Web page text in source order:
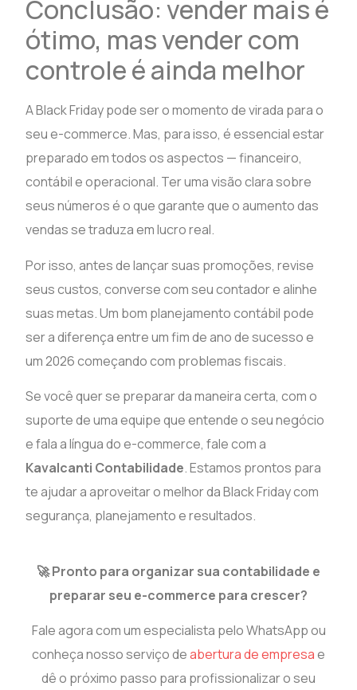
Conclusão: vender mais é
ótimo, mas vender com
controle é ainda melhor
A Black Friday pode ser o momento de virada para o
seu e-commerce. Mas, para isso, é essencial estar
preparado em todos os aspectos — financeiro,
contábil e operacional. Ter uma visão clara sobre
seus números é o que garante que o aumento das
vendas se traduza em lucro real.
Por isso, antes de lançar suas promoções, revise
seus custos, converse com seu contador e alinhe
suas metas. Um bom planejamento contábil pode
ser a diferença entre um fim de ano de sucesso e
um 2026 começando com problemas fiscais.
Se você quer se preparar da maneira certa, com o
suporte de uma equipe que entende o seu negócio
e fala a língua do e-commerce, fale com a
Kavalcanti Contabilidade. Estamos prontos para
te ajudar a aproveitar o melhor da Black Friday com
segurança, planejamento e resultados.
🚀 Pronto para organizar sua contabilidade e
preparar seu e-commerce para crescer?
Fale agora com um especialista pelo WhatsApp ou
conheça nosso serviço deabertura de empresae
dê o próximo passo para profissionalizar o seu